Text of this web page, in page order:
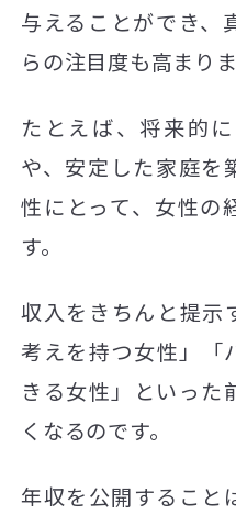
与えることができ、
らの注目度も高まりま
たとえば、将来的
や、安定した家庭を
性にとって、女性の
す。
収入をきちんと提示
考えを持つ女性」「
きる女性」といった
くなるのです。
年収を公開すること